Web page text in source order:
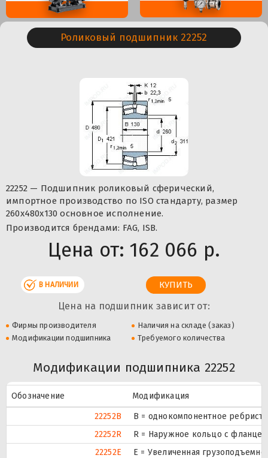
Роликовый подшипник 22252
22252 — Подшипник роликовый сферический,
импортное производство по ISO стандарту, размер
260x480x130 основное исполнение.
Производится брендами: FAG, ISB.
Цена от: 162 066 р.
В НАЛИЧИИ
Цена на подшипник зависит от:
Фирмы производителя
Наличия на складе (заказ)
Модификации подшипника
Требуемого количества
Модификации подшипника 22252
Обозначение
Модификация
22252B
B = однокомпонентное
22252R
R = Наружное кольцо с
22252E
Е = Увеличенная